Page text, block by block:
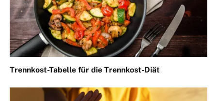
Trennkost-Tabelle für die Trennkost-Diät